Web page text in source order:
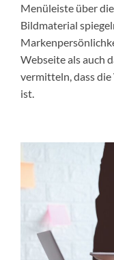
Menüleiste über
Bildmaterial
Webseite als auch
vermitteln, dass
ist.